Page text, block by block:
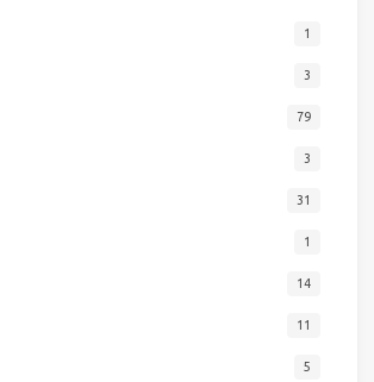
1
3
79
3
31
1
14
11
5